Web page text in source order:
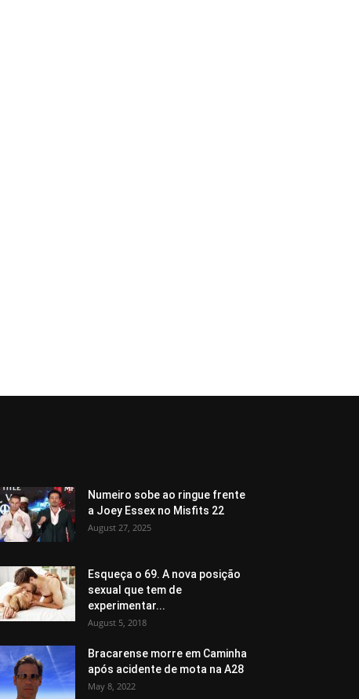
Numeiro sobe ao ringue frente
a Joey Essex no Misfits 22
August 27, 2025
Esqueça o 69. A nova posição
sexual que tem de
experimentar...
August 5, 2018
Bracarense morre em Caminha
após acidente de mota na A28
May 8, 2022